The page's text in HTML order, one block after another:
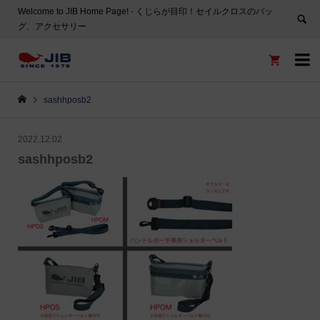
Welcome to JIB Home Page! ‐ くじらが目印！セイルクロスのバッ
グ、アクセサリー


sashhposb2
2022.12.02
sashhposb2